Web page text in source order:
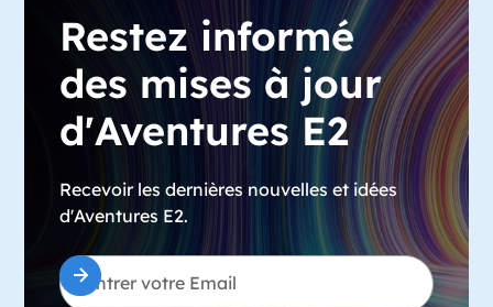
Restez informé
des mises à jour
d'Aventures E2
Recevoir les dernières nouvelles et idées
d'Aventures E2.